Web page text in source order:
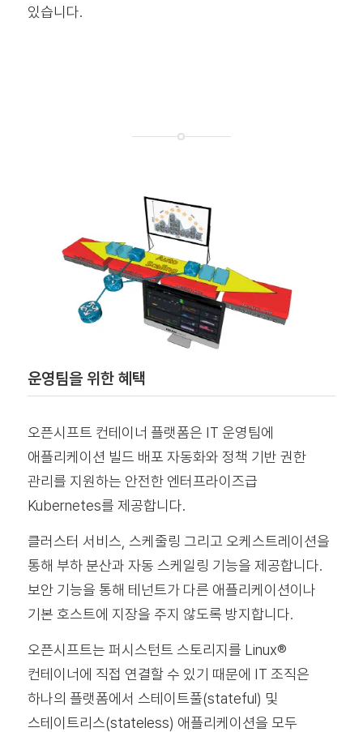
있습니다.
운영팀을 위한 혜택
오픈시프트 컨테이너 플랫폼은 IT 운영팀에
애플리케이션 빌드 배포 자동화와 정책 기반 권한
관리를 지원하는 안전한 엔터프라이즈급
Kubernetes를 제공합니다.
클러스터 서비스, 스케줄링 그리고 오케스트레이션을
통해 부하 분산과 자동 스케일링 기능을 제공합니다.
보안 기능을 통해 테넌트가 다른 애플리케이션이나
기본 호스트에 지장을 주지 않도록 방지합니다.
오픈시프트는 퍼시스턴트 스토리지를 Linux®
컨테이너에 직접 연결할 수 있기 때문에 IT 조직은
하나의 플랫폼에서 스테이트풀(stateful) 및
스테이트리스(stateless) 애플리케이션을 모두